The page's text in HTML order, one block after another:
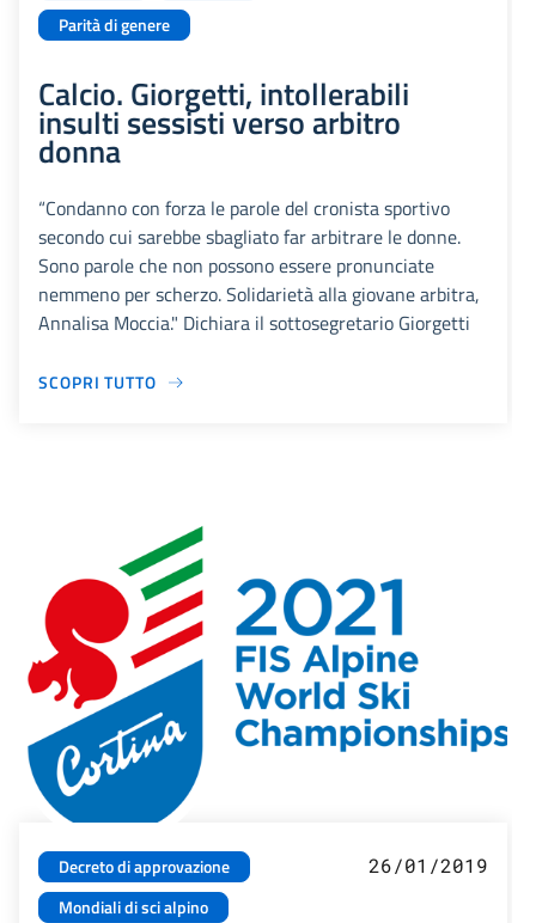
Parità di genere
Calcio. Giorgetti, intollerabili
insulti sessisti verso arbitro
donna
“Condanno con forza le parole del cronista sportivo
secondo cui sarebbe sbagliato far arbitrare le donne.
Sono parole che non possono essere pronunciate
nemmeno per scherzo. Solidarietà alla giovane arbitra,
Annalisa Moccia." Dichiara il sottosegretario Giorgetti
SCOPRI TUTTO
Decreto di approvazione
Mondiali di sci alpino
26/01/2019